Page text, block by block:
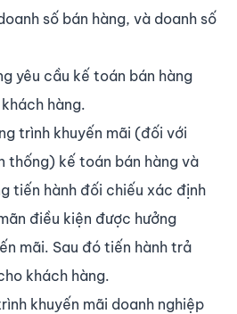
số bán hàng, và doanh số
yêu cầu kế toán bán hàng
hàng.
trình khuyến mãi (đối với
thống) kế toán bán hàng và
tiến hành đối chiếu xác định
điều kiện được hưởng
mãi. Sau đó tiến hành trả
khách hàng.
khuyến mãi doanh nghiệp